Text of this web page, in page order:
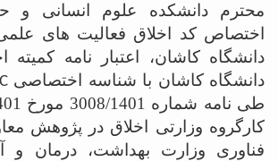
محترم دانشکده علوم انسانی و
اختصاص کد اخلاق فعالیت های
دانشگاه کاشان، اعتبار نامه کمیته
دانشگاه کاشان با شناسه اختصاصی
طی نامه شماره 3008/1401 مورخ 11/11/1401
کارگروه وزارتی اخلاق در پژوهش
فناوری وزارت بهداشت، درمان